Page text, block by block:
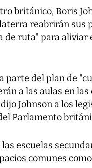
británico, Boris
reabrirán sus
de ruta" para
parte del plan de
a las aulas en
Johnson a los
Parlamento
las escuelas
comunes